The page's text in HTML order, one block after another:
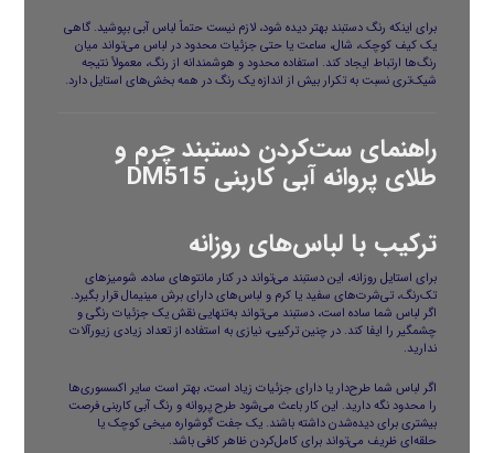
برای اینکه رنگ دستبند بهتر دیده شود، لازم نیست حتماً لباس آبی بپوشید. گاهی
یک کیف کوچک، شال، ساعت یا حتی جزئیات محدود در لباس می‌تواند میان
رنگ‌ها ارتباط ایجاد کند. استفاده محدود و هوشمندانه از رنگ، معمولاً نتیجه
شیک‌تری نسبت به تکرار بیش از اندازه یک رنگ در همه بخش‌های استایل دارد.
راهنمای ست‌کردن دستبند چرم و
طلای پروانه آبی کاربنی DM515
ترکیب با لباس‌های روزانه
برای استایل روزانه، این دستبند می‌تواند در کنار مانتوهای ساده، شومیزهای
تک‌رنگ، تی‌شرت‌های سفید یا کرم و لباس‌های دارای برش مینیمال قرار بگیرد.
اگر لباس شما ساده است، دستبند می‌تواند به‌تنهایی نقش یک جزئیات رنگی و
چشمگیر را ایفا کند. در چنین ترکیبی، نیازی به استفاده از تعداد زیادی زیورآلات
ندارید.
اگر لباس شما طرح‌دار یا دارای جزئیات زیاد است، بهتر است سایر اکسسوری‌ها
را محدود نگه دارید. این کار باعث می‌شود طرح پروانه و رنگ آبی کاربنی فرصت
بیشتری برای دیده‌شدن داشته باشند. یک جفت گوشواره میخی کوچک یا
حلقه‌ای ظریف می‌تواند برای کامل‌کردن ظاهر کافی باشد.